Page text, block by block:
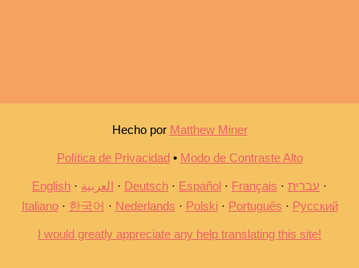
Hecho por Matthew Miner
Política de Privacidad• Modo de Contraste Alto
English العربية Deutsch Español Français
עברית
Italiano
한국어 Nederlands Polski Português Русский
I would greatly appreciate any help translating this site!